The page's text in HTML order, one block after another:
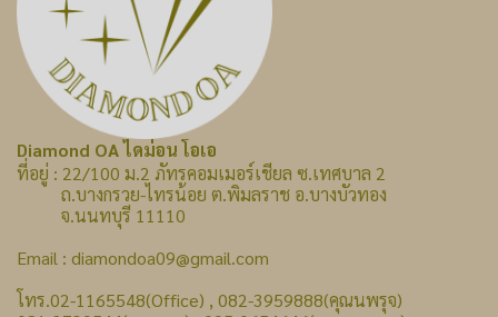
Diamond OA ไดม่อน โอเอ
ที่อยู่ : 22/100 ม.2 ภัทรคอมเมอร์เชียล ซ.เทศบาล 2
ถ.บางกรวย-ไทรน้อย ต.พิมลราช อ.บางบัวทอง
จ.นนทบุรี 11110
Email : diamondoa09@gmail.com
โทร.02-1165548(Office) , 082-3959888(คุณนพรุจ)